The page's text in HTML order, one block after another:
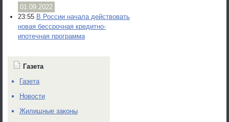
01.09.2022
23:55 В России начала действовать
новая бессрочная кредитно-
ипотечная программа
Газета
Газета
Новости
Жилищные законы